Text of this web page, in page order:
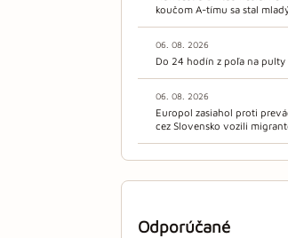
koučom A-tímu sa stal
06. 08. 2026
Do 24 hodín z poľa na pulty
06. 08. 2026
Europol zasiahol proti
cez Slovensko vozili
Odporúčané